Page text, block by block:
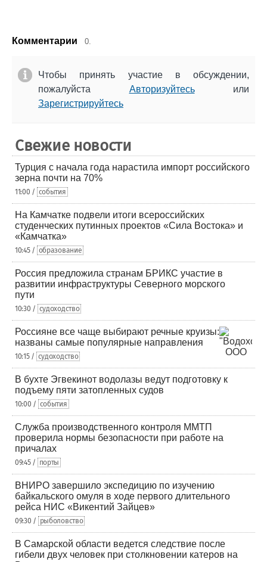
Комментарии 0.
Чтобы принять участие в обсуждении,
пожалуйста Авторизуйтесьили
Зарегистрируйтесь
Свежие новости
Турция с начала года нарастила импорт российского
зерна почти на 70%
11:00 / события
На Камчатке подвели итоги всероссийских
студенческих путинных проектов «Сила Востока» и
«Камчатка»
10:45 / образование
Россия предложила странам БРИКС участие в
развитии инфраструктуры Северного морского
пути
10:30 / судоходство
Россияне все чаще выбирают речные круизы:
названы самые популярные направления
10:15 / судоходство
В бухте Эгвекинот водолазы ведут подготовку к
подъему пяти затопленных судов
10:00 / события
Служба производственного контроля ММТП
проверила нормы безопасности при работе на
причалах
09:45 / порты
ВНИРО завершило экспедицию по изучению
байкальского омуля в ходе первого длительного
рейса НИС «Викентий Зайцев»
09:30 / рыболовство
В Самарской области ведется следствие после
гибели двух человек при столкновении катеров на